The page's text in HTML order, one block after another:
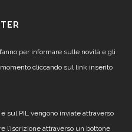
per informare sulle novità e gli
cliccando sul link inserito
sul PIL vengono inviate attraverso
l’iscrizione attraverso un bottone